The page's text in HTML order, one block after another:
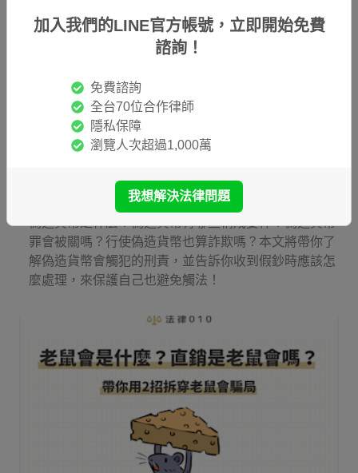
偽造貨幣是什麼？偽造貨幣有哪些構成要件？偽造貨幣
罪會被關嗎？行使偽造貨幣也算詐欺嗎？本文將帶你了
解偽造貨幣會觸犯的刑責，並告訴你收到假鈔時應該怎
麼處理，來保護自己也避免觸法！
加入我們的LINE官方帳號，立即開始免費
諮詢！
免費諮詢
全台70位合作律師
隱私保障
瀏覽人次超過1,000萬
我想解決法律問題